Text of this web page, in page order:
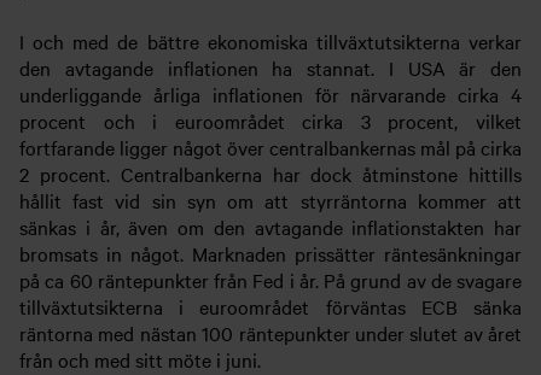
I och med de bättre ekonomiska tillväxtutsikterna verkar
den avtagande inflationen ha stannat. I USA är den
underliggande årliga inflationen för närvarande cirka 4
procent och i euroområdet cirka 3 procent, vilket
fortfarande ligger något över centralbankernas mål på cirka
2 procent. Centralbankerna har dock åtminstone hittills
hållit fast vid sin syn om att styrräntorna kommer att
sänkas i år, även om den avtagande inflationstakten har
bromsats in något. Marknaden prissätter räntesänkningar
på ca 60 räntepunkter från Fed i år. På grund av de svagare
tillväxtutsikterna i euroområdet förväntas ECB sänka
räntorna med nästan 100 räntepunkter under slutet av året
från och med sitt möte i juni.